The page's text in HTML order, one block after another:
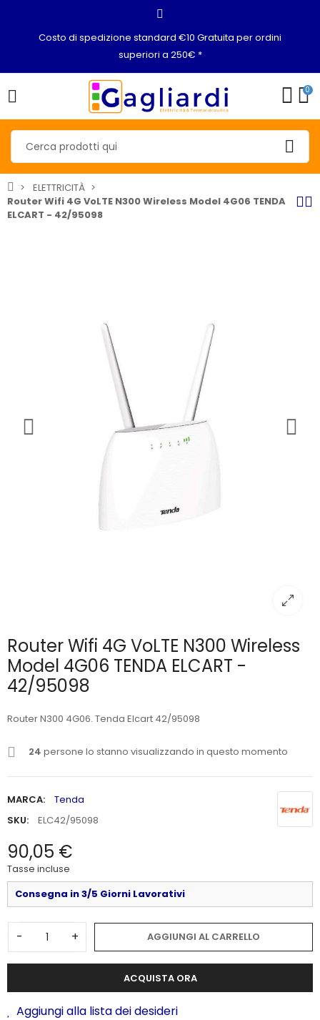
Costo di spedizione standard €10 Gratuita per ordini
superiori a 250€ *
0
ELETTRICITÀ
Router Wifi 4G VoLTE N300 Wireless Model 4G06 TENDA
ELCART - 42/95098
Router Wifi 4G VoLTE N300 Wireless
Model 4G06 TENDA ELCART -
42/95098
Router N300 4G06. Tenda Elcart 42/95098
24 persone lo stanno visualizzando in questo momento
MARCA:
Tenda
SKU:
ELC42/95098
90,05 €
Tasse incluse
Consegna in 3/5 Giorni Lavorativi
- + AGGIUNGI AL CARRELLO
ACQUISTA ORA
Aggiungi alla lista dei desideri